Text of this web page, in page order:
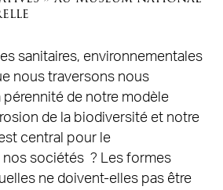
sanitaires, environnementales
nous traversons nous
de notre modèle
de la biodiversité et notre
central pour le
sociétés ? Les formes
ne doivent-elles pas être